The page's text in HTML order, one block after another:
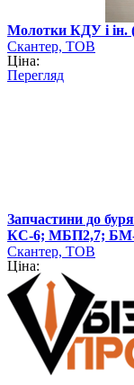
Молотки КДУ і ін.
Скантер, ТОВ
Ціна:
Перегляд
Запчастини до
КС-6; МБП2,7;
Скантер, ТОВ
Ціна: